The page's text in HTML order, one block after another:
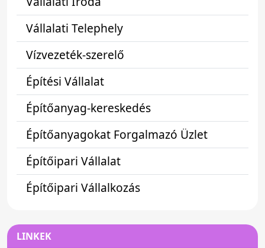
Vállalati Telephely
Vízvezeték-szerelő
Építési Vállalat
Építőanyag-kereskedés
Építőanyagokat Forgalmazó Üzlet
Építőipari Vállalat
Építőipari Vállalkozás
LINKEK